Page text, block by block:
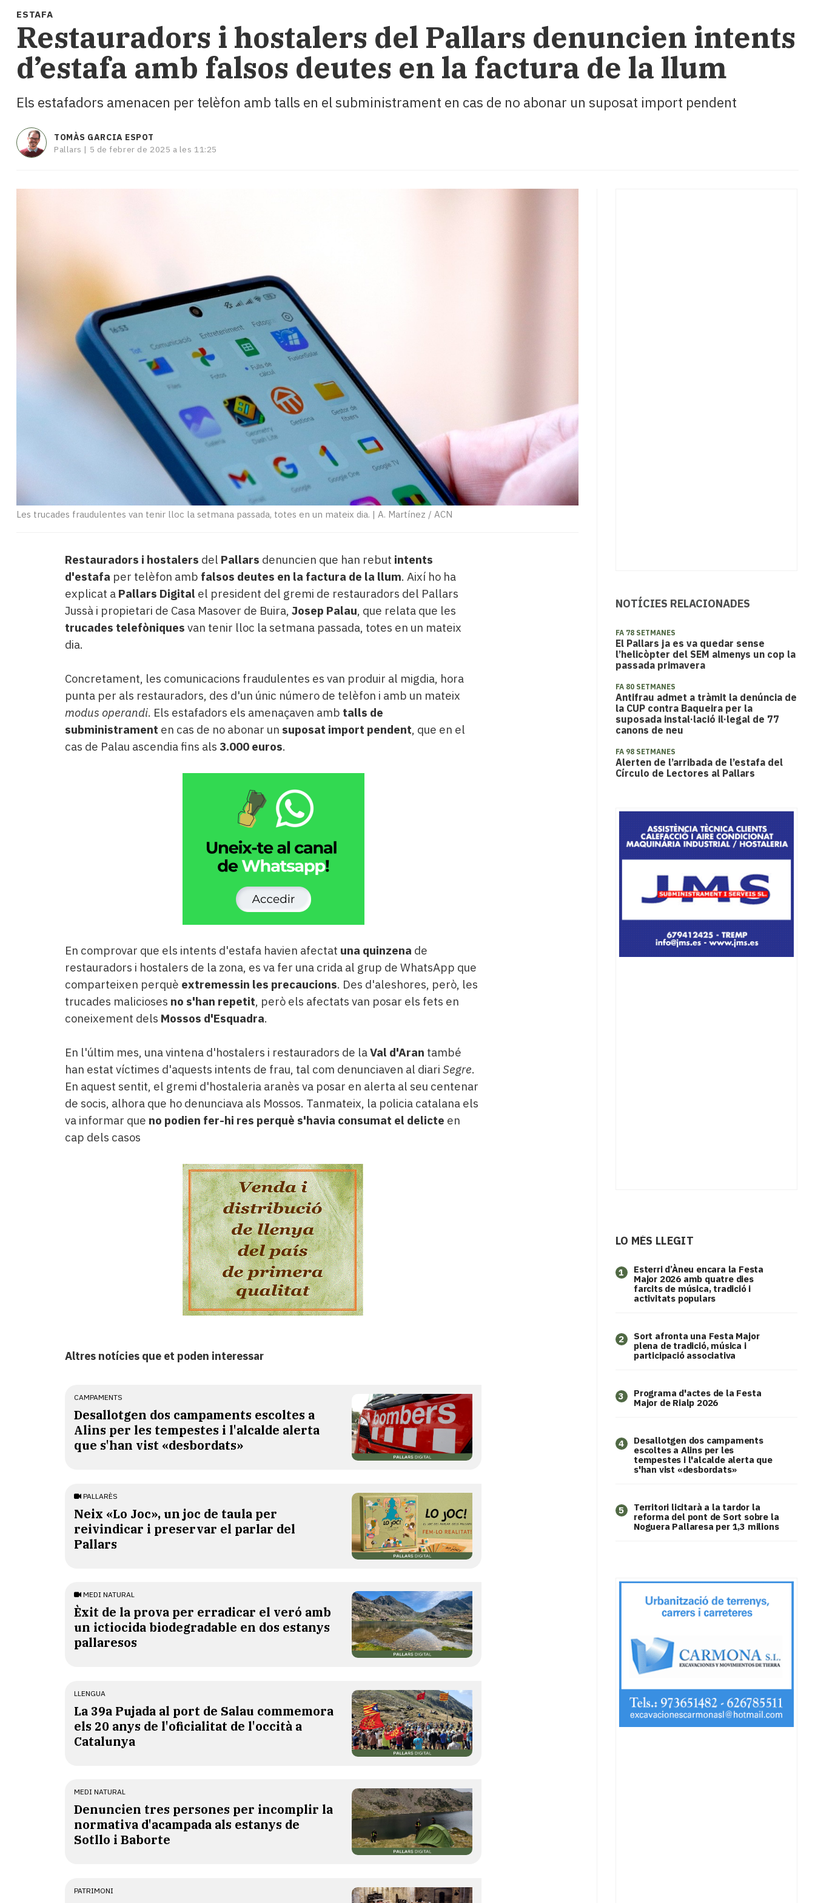
i
Cultura
Esports
Mai
tant!
i
El
temps
Enquestes
ESTAFA
Restauradors i hostalers del Pallars denuncien intents
d’estafa amb falsos deutes en la factura de la llum
Els estafadors amenacen per telèfon amb talls en el subministrament en cas de no abonar un suposat import pendent
TOMÀS GARCIA ESPOT
Pallars | 5 de febrer de 2025 a les 11:25
Les trucades fraudulentes van tenir lloc la setmana passada, totes en un mateix dia. | A. Martínez / ACN
Restauradors i hostalers del Pallars denuncien que han rebut intents
d'estafa per telèfon amb falsos deutes en la factura de la llum. Així ho ha
explicat a Pallars Digital el president del gremi de restauradors del Pallars
Jussà i propietari de Casa Masover de Buira, Josep Palau, que relata que les
trucades telefòniques van tenir lloc la setmana passada, totes en un mateix
dia.
Concretament, les comunicacions fraudulentes es van produir al migdia, hora
punta per als restauradors, des d'un únic número de telèfon i amb un mateix
modus operandi. Els estafadors els amenaçaven amb talls de
subministrament en cas de no abonar un suposat import pendent, que en el
cas de Palau ascendia fins als 3.000 euros.
En comprovar que els intents d'estafa havien afectat una quinzena de
restauradors i hostalers de la zona, es va fer una crida al grup de WhatsApp que
comparteixen perquè extremessin les precaucions. Des d'aleshores, però, les
trucades malicioses no s'han repetit, però els afectats van posar els fets en
coneixement dels Mossos d'Esquadra.
En l'últim mes, una vintena d'hostalers i restauradors de laVal d'Aran també
han estat víctimes d'aquests intents de frau, tal com denunciaven al diari Segre.
En aquest sentit, el gremi d'hostaleria aranès va posar en alerta al seu centenar
de socis, alhora que ho denunciava als Mossos. Tanmateix, la policia catalana els
va informar que no podien fer-hi res perquè s'havia consumat el delicte en
cap dels casos
Altres notícies que et poden interessar
CAMPAMENTS
​Desallotgen dos campaments escoltes a
Alins per les tempestes i l'alcalde alerta
que s'han vist «desbordats»
PALLARÈS
​Neix «Lo Joc», un joc de taula per
reivindicar i preservar el parlar del
Pallars
MEDI NATURAL
Èxit de la prova per erradicar el veró amb
un ictiocida biodegradable en dos estanys
pallaresos
LLENGUA
​La 39a Pujada al port de Salau commemora
els 20 anys de l'oficialitat de l'occità a
Catalunya
MEDI NATURAL
Denuncien tres persones per incomplir la
normativa d'acampada als estanys de
Sotllo i Baborte
PATRIMONI
NOTÍCIES RELACIONADES
FA 78 SETMANES
El Pallars ja es va quedar sense
l’helicòpter del SEM almenys un cop la
passada primavera
FA 80 SETMANES
Antifrau admet a tràmit la denúncia de
la CUP contra Baqueira per la
suposada instal·lació il·legal de 77
canons de neu
FA 98 SETMANES
Alerten de l’arribada de l’estafa del
Círculo de Lectores al Pallars
LO MÉS LLEGIT
1
Esterri d’Àneu encara la Festa
Major 2026 amb quatre dies
farcits de música, tradició i
activitats populars
2
Sort afronta una Festa Major
plena de tradició, música i
participació associativa
3
Programa d'actes de la Festa
Major de Rialp 2026
4
​Desallotgen dos campaments
escoltes a Alins per les
tempestes i l'alcalde alerta que
s'han vist «desbordats»
5
Territori licitarà a la tardor la
reforma del pont de Sort sobre la
Noguera Pallaresa per 1,3 milions